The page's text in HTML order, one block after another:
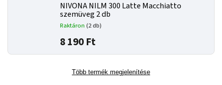
NIVONA NILM 300 Latte Macchiatto
szemüveg 2 db
Raktáron (2 db)
8 190 Ft
Több termék megjelenítése